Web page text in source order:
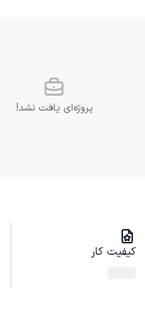
پروژه‌ای یافت نشد!
کیفیت کار